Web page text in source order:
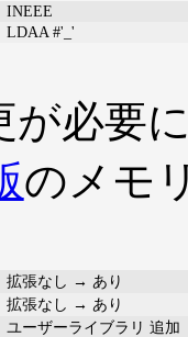
INEEE
LDAA #'_'
が必要
のメモ
拡張なし → あり
拡張なし → あり
ユーザーライブラリ 追加